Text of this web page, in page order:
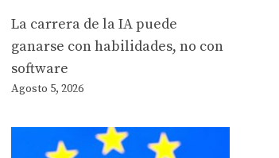
La carrera de la IA puede
ganarse con habilidades, no con
software
Agosto 5, 2026